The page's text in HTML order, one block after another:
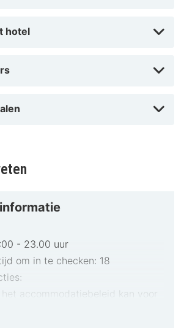
km van Bodensee-promenade en
hotel
- 23.00 uur
om in te checken: 18
accommodatiebeleid kan voor
toeslag in rekening worden